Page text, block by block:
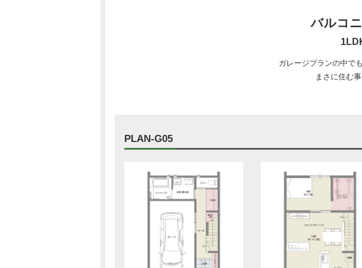
バルコ
ガレージプランの中で
まさに住む
PLAN-G05